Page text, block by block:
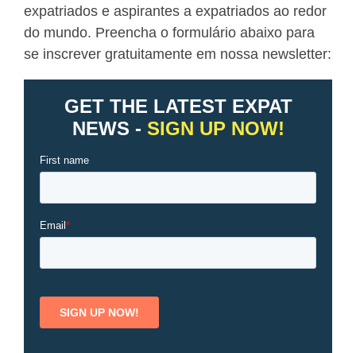
expatriados e aspirantes a expatriados ao redor
do mundo. Preencha o formulário abaixo para
se inscrever gratuitamente em nossa newsletter: